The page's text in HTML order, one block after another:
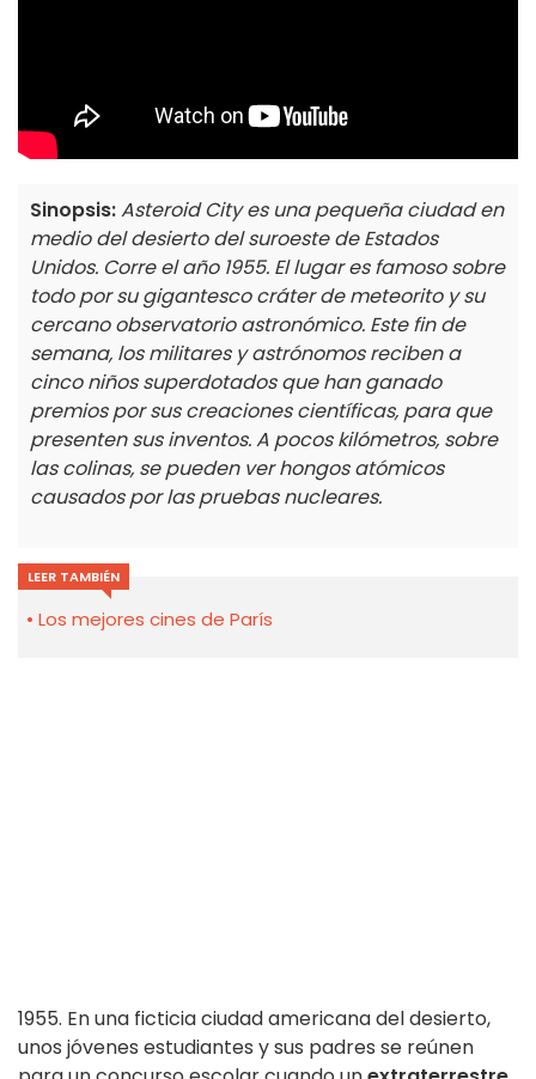
Sinopsis:Asteroid City es una pequeña ciudad en
medio del desierto del suroeste de Estados
Unidos. Corre el año 1955. El lugar es famoso sobre
todo por su gigantesco cráter de meteorito y su
cercano observatorio astronómico. Este fin de
semana, los militares y astrónomos reciben a
cinco niños superdotados que han ganado
premios por sus creaciones científicas, para que
presenten sus inventos. A pocos kilómetros, sobre
las colinas, se pueden ver hongos atómicos
causados por las pruebas nucleares.
LEER TAMBIÉN
Los mejores cines de París
1955. En una ficticia ciudad americana del desierto,
unos jóvenes estudiantes y sus padres se reúnen